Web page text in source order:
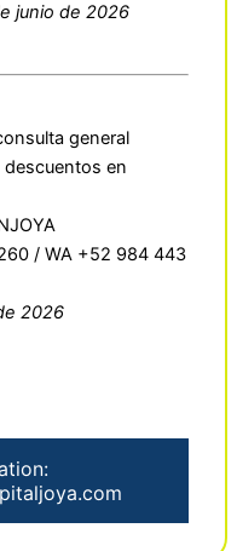
junio de 2026
general
en
/ WA +52 984 443
2026